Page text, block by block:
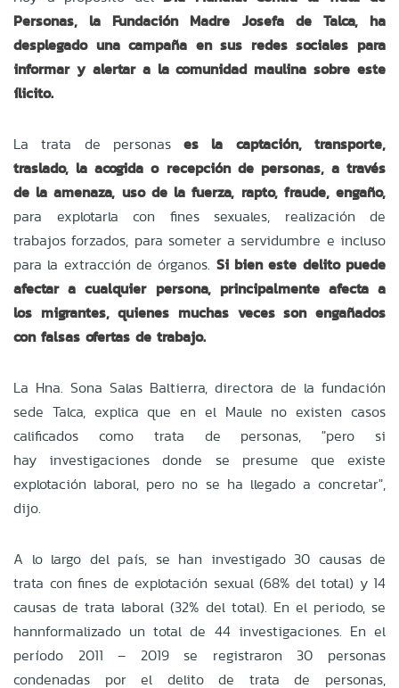
Personas, la Fundación Madre Josefa de Talca, ha
desplegado una campaña en sus redes sociales para
informar y alertar a la comunidad maulina sobre este
ílicito.
La trata de personases la captación, transporte,
traslado, la acogida o recepción de personas, a través
de la amenaza, uso de la fuerza, rapto, fraude, engaño,
para explotarla con fines sexuales, realización de
trabajos forzados, para someter a servidumbre e incluso
para la extracción de órganos. Si bien este delito puede
afectar a cualquier persona, principalmente afecta a
los migrantes, quienes muchas veces son engañados
con falsas ofertas de trabajo.
La Hna. Sona Salas Baltierra, directora de la fundación
sede Talca, explica que en el Maule no existen casos
calificados como trata de personas, "pero si
hay investigaciones donde se presume que existe
explotación laboral, pero no se ha llegado a concretar",
dijo.
A lo largo del país, se han investigado 30 causas de
trata con fines de explotación sexual (68% del total) y 14
causas de trata laboral (32% del total). En el periodo, se
hannformalizado un total de 44 investigaciones. En el
período 2011 – 2019 se registraron 30 personas
condenadas por el delito de trata de personas,